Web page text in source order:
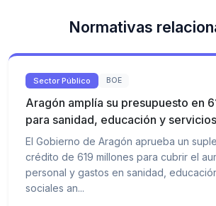
Normativas
Sector Público BOE
Aragón amplía su presupuesto en
para sanidad, educación y
El Gobierno de Aragón aprueba un
crédito de 619 millones para cubrir el
personal y gastos en sanidad,
sociales an...